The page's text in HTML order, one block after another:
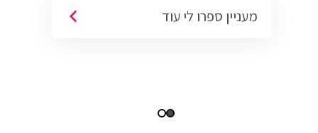
מעניין ספרו לי עוד